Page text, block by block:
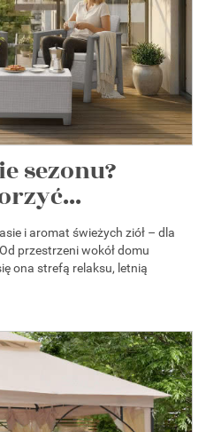
sezonu?
i aromat świeżych ziół – dla
przestrzeni wokół domu
ona strefą relaksu, letnią